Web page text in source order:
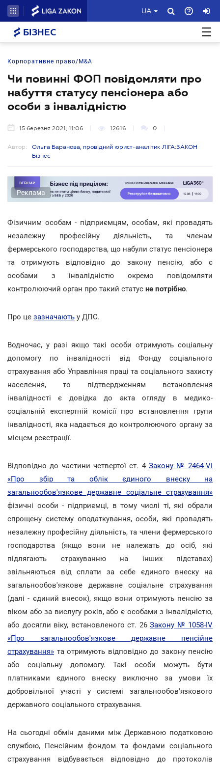
UA
БІЗНЕС
Корпоративне право/M&A
Чи повинні ФОП повідомляти про
набуття статусу пенсіонера або
особи з інвалідністю
15 березня 2021, 11:06 12616 0
Автор:
Ольга Баранова, провідний юрист-аналітик ЛІГА:ЗАКОН
Бізнес
Реклама
Фізичним особам - підприємцям, особам, які провадять
незалежну професійну діяльність, та членам
фермерського господарства, що набули статус пенсіонера
та отримують відповідно до закону пенсію, або є
особами з інвалідністю окремо повідомляти
контролюючий орган про такий статус не потрібно.
Про це зазначають у ДПС.
Водночас, у разі якщо такі особи отримують соціальну
допомогу по інвалідності від Фонду соціального
страхування або Управління праці та соціального захисту
населення, то підтвердженням встановлення
інвалідності є довідка до акта огляду в медико-
соціальній експертній комісії про встановлення групи
інвалідності, яка надається до контролюючого органу за
місцем реєстрації.
Відповідно до частини четвертої ст. 4 Закону № 2464-VI
«Про збір та облік єдиного внеску на
загальнообов'язкове державне соціальне страхування»
фізичні особи - підприємці, в тому числі ті, які обрали
спрощену систему оподаткування, особи, які провадять
незалежну професійну діяльність, та члени фермерського
господарства (якщо вони не належать до осіб, які
підлягають страхуванню на інших підставах)
звільняються від сплати за себе єдиного внеску на
загальнообов'язкове державне соціальне страхування
(далі - єдиний внесок), якщо вони отримують пенсію за
віком або за вислугу років, або є особами з інвалідністю,
або досягли віку, встановленого ст. 26Закону № 1058-IV
«Про загальнообов'язкове державне пенсійне
страхування» та отримують відповідно до закону пенсію
або соціальну допомогу. Такі особи можуть бути
платниками єдиного внеску виключно за умови їх
добровільної участі у системі загальнообов'язкового
державного соціального страхування.
На сьогодні обмін даними між Державною податковою
службою, Пенсійним фондом та фондами соціального
страхування відбувається відповідно до протоколів